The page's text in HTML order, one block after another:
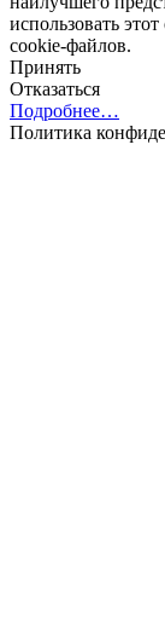
использовать
cookie-файлов.
Принять
Отказаться
Подробнее…
Политика